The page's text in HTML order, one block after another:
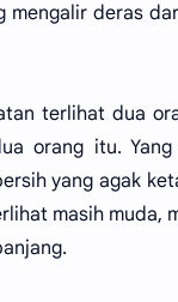
mengalir deras
terlihat dua
orang itu.
yang agak
masih muda,